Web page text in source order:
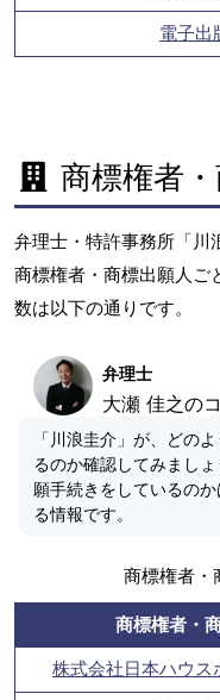
電子出
商標権者
弁理士・特許事務所「川
商標権者・商標出願人ご
数は以下の通りです。
弁理士
大瀬 佳之の
「川浪圭介」が、どの
るのか確認してみまし
願手続きをしているの
る情報です。
商標権者・
商標権者・
株式会社日本ハウス